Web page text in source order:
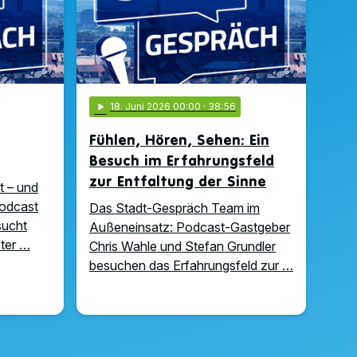
– und
…
play_arrow 18. Juni 2026 00:00 · 38:56
Fühlen, Hören, Sehen: Ein
Besuch im Erfahrungsfeld
zur Entfaltung der Sinne
Das Stadt-Gespräch Team im
Außeneinsatz: Podcast-Gastgeber
Chris Wahle und Stefan Grundler
besuchen das Erfahrungsfeld zur …